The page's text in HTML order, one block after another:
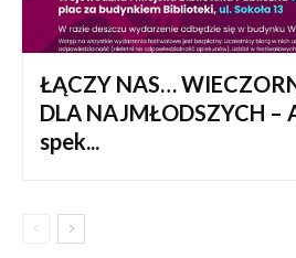
ŁĄCZY NAS…
DLA NAJMŁODSZYCH –
spek...